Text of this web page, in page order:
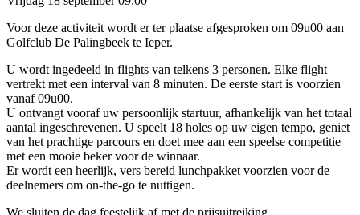
Voor deze activiteit wordt er ter plaatse afgesproken om 09u00 aan
Golfclub De Palingbeek te Ieper.
U wordt ingedeeld in flights van telkens 3 personen. Elke flight
vertrekt met een interval van 8 minuten. De eerste start is voorzien
vanaf 09u00.
U ontvangt vooraf uw persoonlijk startuur, afhankelijk van het totaal
aantal ingeschrevenen. U speelt 18 holes op uw eigen tempo, geniet
van het prachtige parcours en doet mee aan een speelse competitie
met een mooie beker voor de winnaar.
Er wordt een heerlijk, vers bereid lunchpakket voorzien voor de
deelnemers om on-the-go te nuttigen.